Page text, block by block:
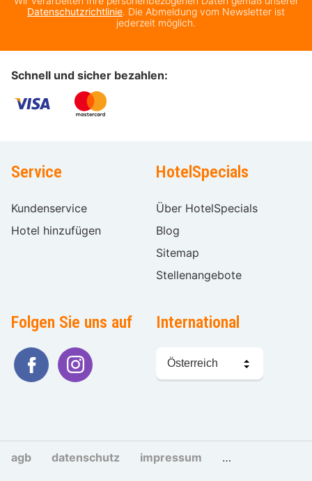
Datenschutzrichtlinie. Die Abmeldung vom Newsletter ist
jederzeit möglich.
Schnell und sicher bezahlen:
Service
Kundenservice
Hotel hinzufügen
HotelSpecials
Über HotelSpecials
Blog
Sitemap
Stellenangebote
Folgen Sie uns auf International
Sprache
wählen
agb datenschutz impressum cookies und